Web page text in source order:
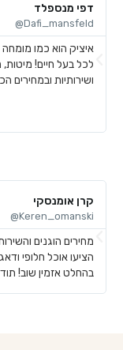
דפי מנספלד
Dafi_mansfeld@
איציק הוא כמו מומחה
לכל בעל חיים! מיטות,
ושירותיות ובמחירים
קרן אומנסקי
Keren_omanski@
מחירים הוגנים
בהחלט אזמין שוב!